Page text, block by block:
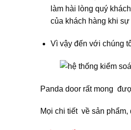
làm hài lòng quý
của khách hàng khi sự
Vì vậy đến với chúng
Panda door rất mong
Mọi chi tiết về sản